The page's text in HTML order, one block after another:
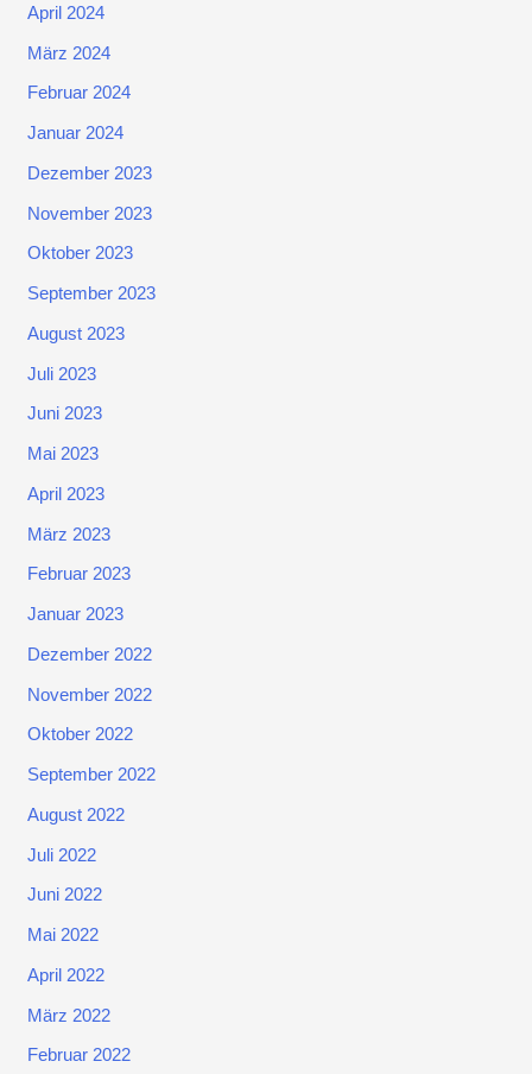
April 2024
März 2024
Februar 2024
Januar 2024
Dezember 2023
November 2023
Oktober 2023
September 2023
August 2023
Juli 2023
Juni 2023
Mai 2023
April 2023
März 2023
Februar 2023
Januar 2023
Dezember 2022
November 2022
Oktober 2022
September 2022
August 2022
Juli 2022
Juni 2022
Mai 2022
April 2022
März 2022
Februar 2022